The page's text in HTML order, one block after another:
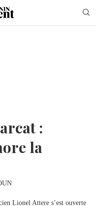
:
la
Lionel Attere s’est ouverte